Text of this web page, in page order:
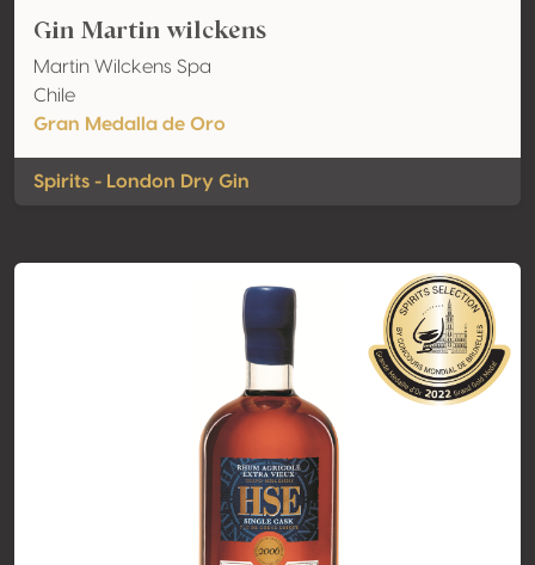
Gin Martin wilckens
Martin Wilckens Spa
Chile
Gran Medalla de Oro
Spirits - London Dry Gin